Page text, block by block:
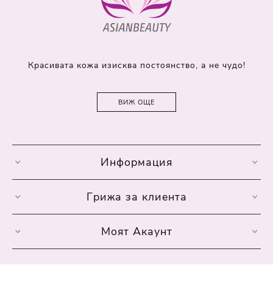
Красивата кожа изисква постоянство, а не чудо!
ВИЖ ОЩЕ
Информация
Грижа за клиента
Моят Акаунт